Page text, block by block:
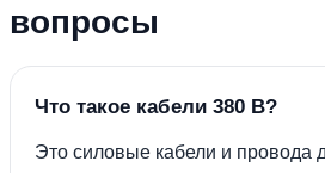
вопросы
Что такое кабели 380 В?
Это силовые кабели и провода